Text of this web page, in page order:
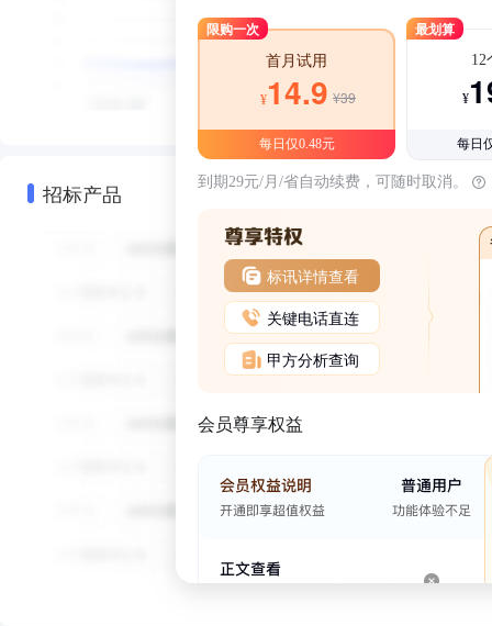
招标产品
限购一次
首月试用
¥14.9 ¥39
每日仅0.48元
最划算
12
¥
每日
到期29元/月/省自动续费，可随时取消。
标讯详情查看
关键电话直连
甲方分析查询
会员尊享权益